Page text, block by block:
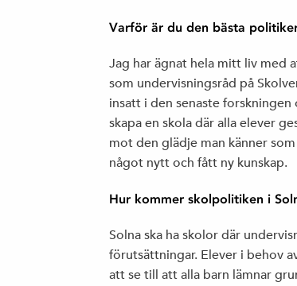
Varför är du den bästa
Jag har ägnat hela mitt liv med
som undervisningsråd på
insatt i den senaste
skapa en skola där alla elever
mot den glädje man känner
något nytt och fått ny kunskap.
Hur kommer skolpolitiken i
Solna ska ha skolor där
förutsättningar. Elever i behov
att se till att alla barn lämnar